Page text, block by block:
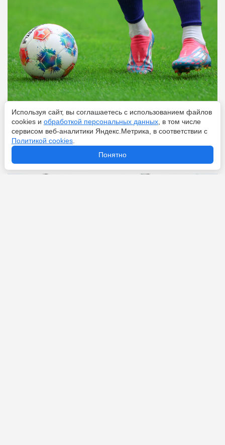
Перейти 6 августа 2026
«Астон Вилла» ведёт переговоры с «Челси» по
Николасу Джексону
Используя сайт, вы соглашаетесь с использованием файлов
cookies и обработкой персональных данных , в том числе
сервисом веб-аналитики Яндекс.Метрика, в соответствии с
Политикой cookies
Понятно